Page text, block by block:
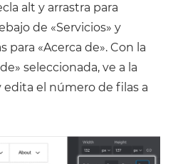
alt y arrastra para
de «Servicios» y
para «Acerca de». Con la
seleccionada, ve a la
edita el número de filas a